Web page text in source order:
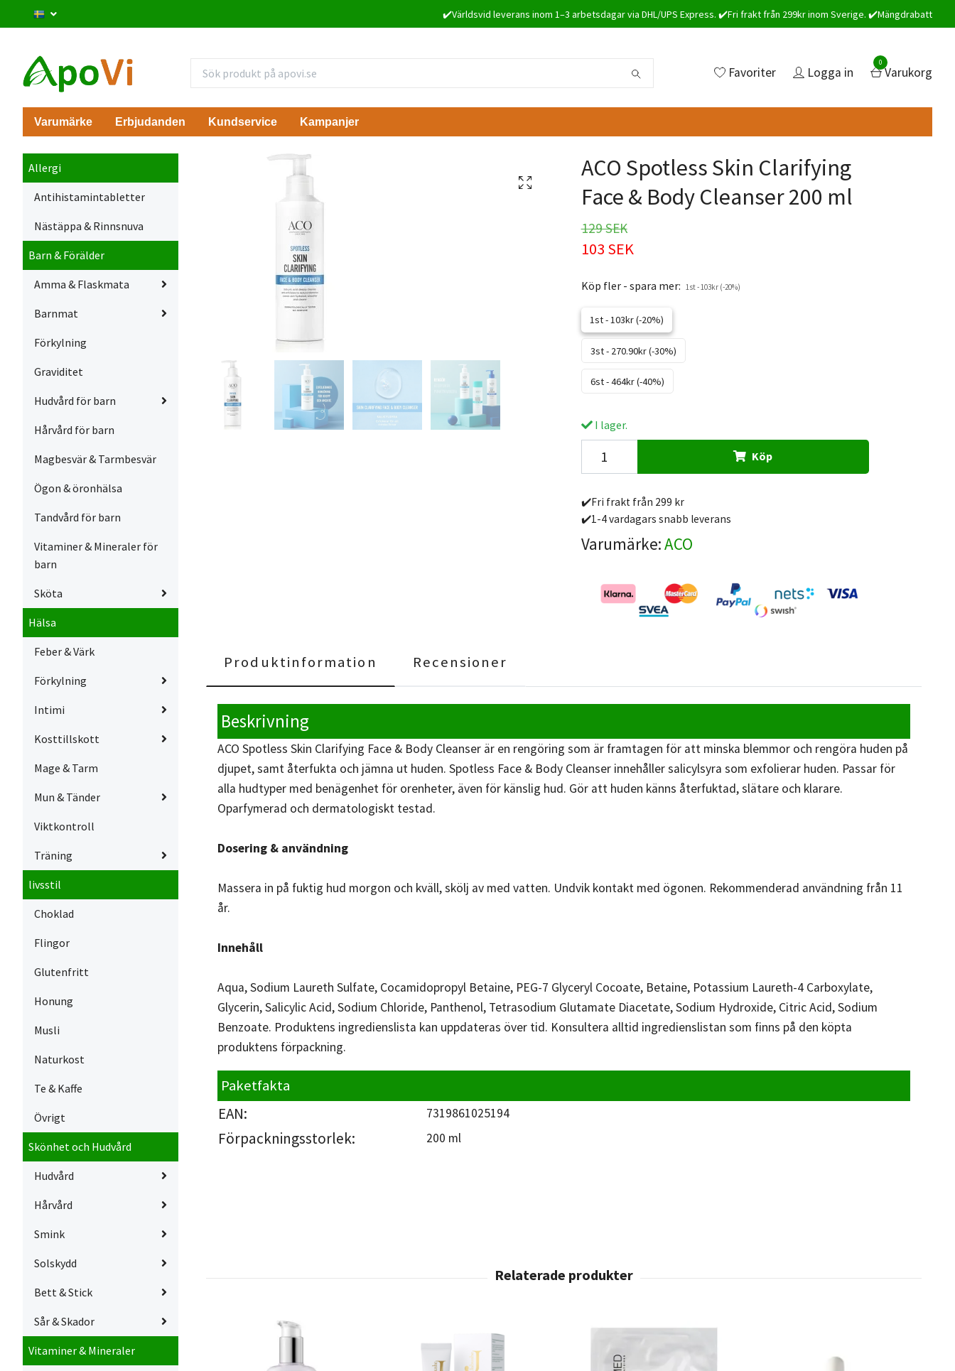
✔️Världsvid leverans inom 1–3 arbetsdagar via DHL/UPS Express. ✔️Fri frakt från 299kr inom Sverige. ✔️Mängdrabatt
Favoriter Logga in
0
Varukorg
Varumärke Erbjudanden Kundservice Kampanjer
Allergi
Antihistamintabletter
Nästäppa & Rinnsnuva
Barn & Förälder
Amma & Flaskmata
Barnmat
Förkylning
Graviditet
Hudvård för barn
Hårvård för barn
Magbesvär & Tarmbesvär
Ögon & öronhälsa
Tandvård för barn
Vitaminer & Mineraler för
barn
Sköta
Hälsa
Feber & Värk
Förkylning
Intimi
Kosttillskott
Mage & Tarm
Mun & Tänder
Viktkontroll
Träning
livsstil
Choklad
Flingor
Glutenfritt
Honung
Musli
Naturkost
Te & Kaffe
Övrigt
Skönhet och Hudvård
Hudvård
Hårvård
Smink
Solskydd
Bett & Stick
Sår & Skador
Vitaminer & Mineraler
ACO Spotless Skin Clarifying
Face & Body Cleanser 200 ml
129 SEK
103 SEK
Köp fler - spara mer: 1st - 103kr (-20%)
1st - 103kr (-20%)
3st - 270.90kr (-30%)
6st - 464kr (-40%)
I lager.
Köp
✔️Fri frakt från 299 kr
✔️1-4 vardagars snabb leverans
Varumärke:ACO
Produktinformation Recensioner
Beskrivning
ACO Spotless Skin Clarifying Face & Body Cleanser är en rengöring som är framtagen för att minska blemmor och rengöra huden på
djupet, samt återfukta och jämna ut huden. Spotless Face & Body Cleanser innehåller salicylsyra som exfolierar huden. Passar för
alla hudtyper med benägenhet för orenheter, även för känslig hud. Gör att huden känns återfuktad, slätare och klarare.
Oparfymerad och dermatologiskt testad.
Dosering & användning
Massera in på fuktig hud morgon och kväll, skölj av med vatten. Undvik kontakt med ögonen. Rekommenderad användning från 11
år.
Innehåll
Aqua, Sodium Laureth Sulfate, Cocamidopropyl Betaine, PEG-7 Glyceryl Cocoate, Betaine, Potassium Laureth-4 Carboxylate,
Glycerin, Salicylic Acid, Sodium Chloride, Panthenol, Tetrasodium Glutamate Diacetate, Sodium Hydroxide, Citric Acid, Sodium
Benzoate. Produktens ingredienslista kan uppdateras över tid. Konsultera alltid ingredienslistan som finns på den köpta
produktens förpackning.
Paketfakta
EAN: 7319861025194
Förpackningsstorlek: 200 ml